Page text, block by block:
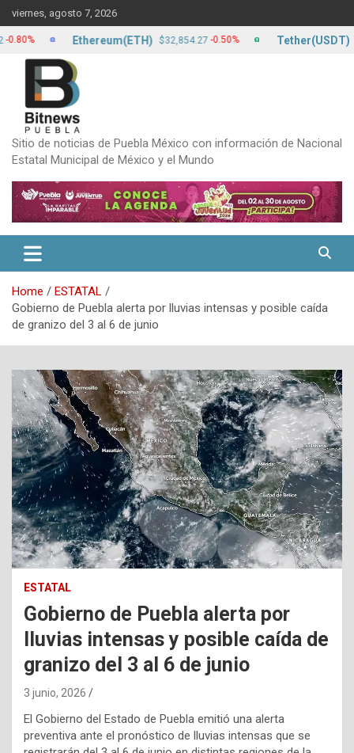
Skip
to
content
viernes, agosto 7, 2026
Sitio de noticias de Puebla México con información de Nacional
Estatal Municipal de México y el Mundo
Home
ESTATAL
Gobierno de Puebla alerta por lluvias intensas y posible caída
de granizo del 3 al 6 de junio
ESTATAL
Gobierno de Puebla alerta por
lluvias intensas y posible caída de
granizo del 3 al 6 de junio
3 junio, 2026
El Gobierno del Estado de Puebla emitió una alerta
preventiva ante el pronóstico de lluvias intensas que se
Ethereum(ETH) $32,854.27 -0.50% Tether(USDT)